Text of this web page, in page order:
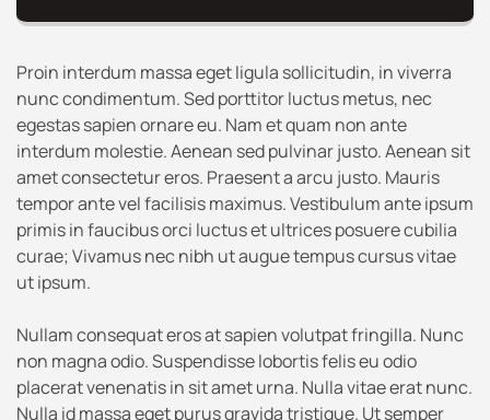
Proin interdum massa eget ligula sollicitudin, in viverra
nunc condimentum. Sed porttitor luctus metus, nec
egestas sapien ornare eu. Nam et quam non ante
interdum molestie. Aenean sed pulvinar justo. Aenean sit
amet consectetur eros. Praesent a arcu justo. Mauris
tempor ante vel facilisis maximus. Vestibulum ante ipsum
primis in faucibus orci luctus et ultrices posuere cubilia
curae; Vivamus nec nibh ut augue tempus cursus vitae
ut ipsum.
Nullam consequat eros at sapien volutpat fringilla. Nunc
non magna odio. Suspendisse lobortis felis eu odio
placerat venenatis in sit amet urna. Nulla vitae erat nunc.
Nulla id massa eget purus gravida tristique. Ut semper